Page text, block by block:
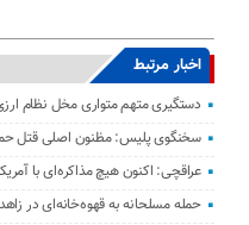
اخبار مرتبط
دستگیری متهم متواری مخل نظام
سخنگوی پلیس: مظنون اصلی قتل
عراقچی: اکنون هیچ مذاکره‌ای با
حمله مسلحانه به قهوه‌خانه‌ای در زاهدان؛ 2 نفر جان